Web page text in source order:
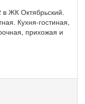
в ЖК Октябрьский.
Кухня-гостиная,
прихожая и